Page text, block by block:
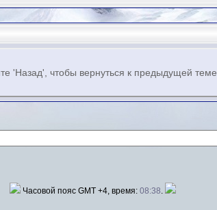
'Назад', чтобы вернуться к предыдущей теме.
Часовой пояс GMT +4, время: 08:38